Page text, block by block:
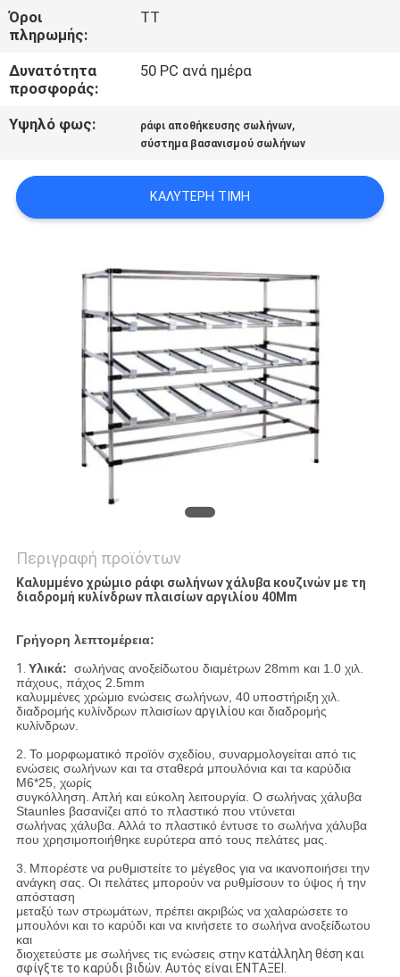
ΖΗΤΉΣΤΕ
ΜΙΑ
ΠΡΟΣΦΟΡΆ
ΠΟΛΙΤΙΚΉ
Όροι
πληρωμής:
TT
Δυνατότητα
προσφοράς:
50 PC ανά ημέρα
Υψηλό φως: ράφι αποθήκευσης σωλήνων,
σύστημα βασανισμού σωλήνων
ΚΑΛΎΤΕΡΗ ΤΙΜΉ
Περιγραφή προϊόντων
Καλυμμένο χρώμιο ράφι σωλήνων χάλυβα κουζινών με τη
διαδρομή κυλίνδρων πλαισίων αργιλίου 40Mm
Γρήγορη λεπτομέρεια:
1. Υλικά: σωλήνας ανοξείδωτου διαμέτρων 28mm και 1.0 χιλ.
πάχους, πάχος 2.5mm
καλυμμένες χρώμιο ενώσεις σωλήνων, 40 υποστήριξη χιλ.
διαδρομής κυλίνδρων πλαισίωναργιλίου και διαδρομής
κυλίνδρων.
2. Το μορφωματικό προϊόν σχεδίου, συναρμολογείται από τις
ενώσεις σωλήνων και τα σταθερά μπουλόνια και τα καρύδια
M6*25, χωρίς
συγκόλληση. Απλή και εύκολη λειτουργία. Ο σωλήνας χάλυβα
Staunles βασανίζει από το πλαστικό που ντύνεται
σωλήνας χάλυβα. Αλλά το πλαστικό έντυσε το σωλήνα χάλυβα
που χρησιμοποιήθηκε ευρύτερα από τους πελάτες μας.
3. Μπορέστε να ρυθμιστείτε το μέγεθος για να ικανοποιήσει την
ανάγκη σας. Οι πελάτες μπορούν να ρυθμίσουν το ύψος ή την
απόσταση
μεταξύ των στρωμάτων, πρέπει ακριβώς να χαλαρώσετε το
μπουλόνι και το καρύδι και να κινήσετε το σωλήνα ανοξείδωτου
και
διοχετεύστε με σωλήνες τις ενώσεις στηνκατάλληλη θέση και
σφίγξτε το καρύδι βιδών. Αυτός είναι ΕΝΤΑΞΕΙ.